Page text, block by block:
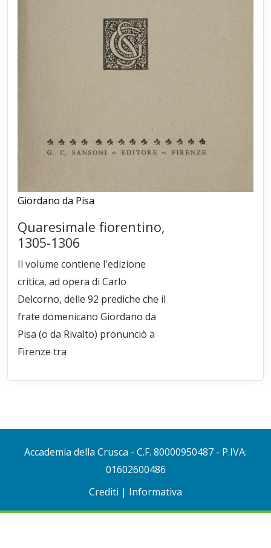
Giordano da Pisa
Quaresimale fiorentino,
1305-1306
Il volume contiene l'edizione
critica, ad opera di Carlo
Delcorno, delle 92 prediche che il
frate domenicano Giordano da
Pisa (o da Rivalto) pronunciò a
Firenze tra
Accademia della Crusca - C.F. 80000950487 - P.IVA:
01602600486
Crediti | Informativa